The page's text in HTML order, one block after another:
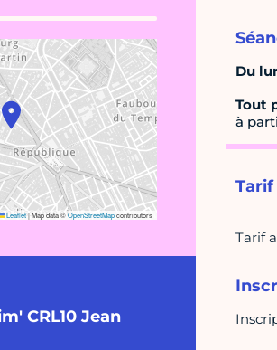
Leaflet|Map data ©OpenStreetMapcontributors
CRL10 Jean
Du
Tout
à
Tarif
Tarif